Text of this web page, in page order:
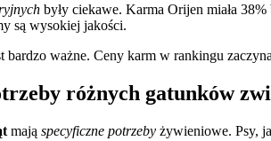
były ciekawe. Karma Orijen miała
są wysokiej jakości.
bardzo ważne. Ceny karm w rankingu
różnych gatunków
mają specyficzne potrzeby żywieniowe. Psy,